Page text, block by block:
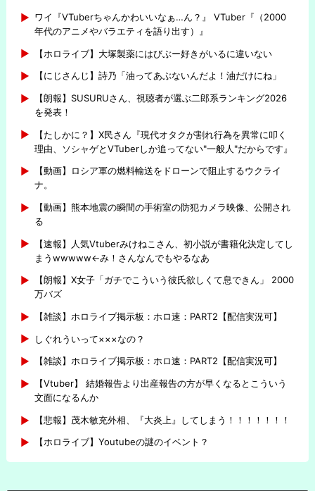
ワイ『VTuberちゃんかわいいなぁ…ん？』 VTuber『（2000
年代のアニメやバラエティを語り出す）』
【ホロライブ】大塚製薬にはびぶー好きがいるに違いない
【にじさんじ】詩乃「油ってあぶないんだよ！油だけにね」
【朗報】SUSURUさん、視聴者が選ぶ二郎系ランキング2026
を発表！
【たしかに？】X民さん『現代オタクが割れ行為を異常に叩く
理由、ソシャゲとVTuberしか追ってない"一般人"だからです』
【動画】ロシア軍の燃料輸送をドローンで阻止するウクライ
ナ。
【動画】熊本地震の瞬間の手術室の防犯カメラ映像、公開され
る
【速報】人気Vtuberみけねこさん、初小説が書籍化決定してし
まうwwwww←み！さんなんでもやるなあ
【朗報】X女子「ガチでこういう彼氏欲しくて息できん」 2000
万バズ
【雑談】ホロライブ掲示板：ホロ速：PART2【配信実況可】
しぐれういって×××なの？
【雑談】ホロライブ掲示板：ホロ速：PART2【配信実況可】
【Vtuber】 結婚報告より出産報告の方が早くなるとこういう
文面になるんか
【悲報】茂木敏充外相、『大炎上』してしまう！！！！！！！
【ホロライブ】Youtubeの謎のイベント？